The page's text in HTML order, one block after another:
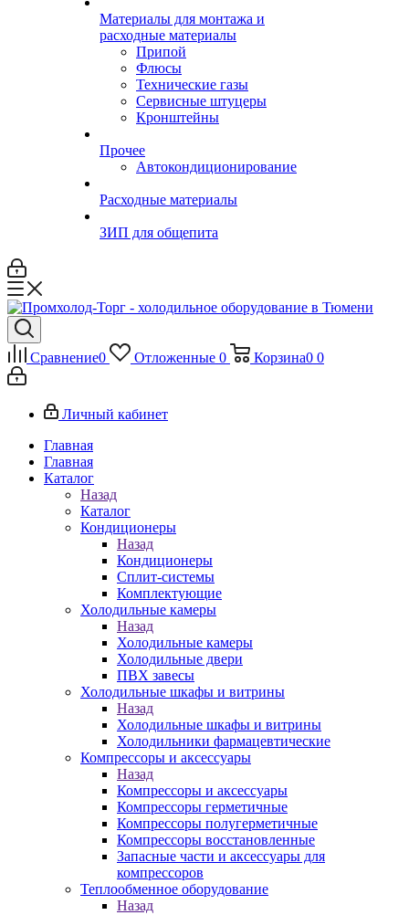
Материалы для монтажа и
расходные материалы
Припой
Флюсы
Технические газы
Сервисные штуцеры
Кронштейны
Прочее
Автокондиционирование
Расходные материалы
ЗИП для общепита
Сравнение0 Отложенные 0 Корзина0 0
Личный кабинет
Главная
Главная
Каталог
Назад
Каталог
Кондиционеры
Назад
Кондиционеры
Сплит-системы
Комплектующие
Холодильные камеры
Назад
Холодильные камеры
Холодильные двери
ПВХ завесы
Холодильные шкафы и витрины
Назад
Холодильные шкафы и витрины
Холодильники фармацевтические
Компрессоры и аксессуары
Назад
Компрессоры и аксессуары
Компрессоры герметичные
Компрессоры полугерметичные
Компрессоры восстановленные
Запасные части и аксессуары для
компрессоров
Теплообменное оборудование
Назад